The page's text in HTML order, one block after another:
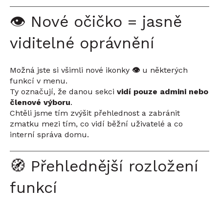
👁️ Nové očičko = jasně
viditelné oprávnění
Možná jste si všimli nové ikonky 👁️u některých
funkcí v menu.
Ty označují, že danou sekci vidí pouze admini nebo
členové výboru.
Chtěli jsme tím zvýšit přehlednost a zabránit
zmatku mezi tím, co vidí běžní uživatelé a co
interní správa domu.
🧭 Přehlednější rozložení
funkcí